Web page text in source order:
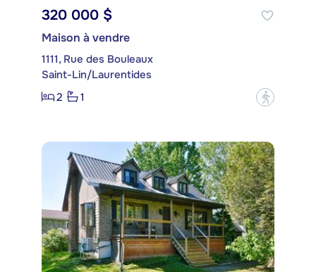
320 000 $
Maison à vendre
1111, Rue des Bouleaux
Saint-Lin/Laurentides
2
1 ?